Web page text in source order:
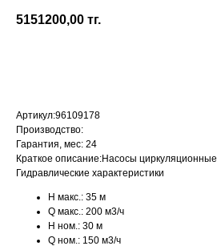
(700) 730-70-73
5151200,00 тг.
Артикул:96109178
Производство:
Гарантия, мес: 24
Краткое описание:Насосы
Гидравлические характеристики
H макс.: 35 м
Q макс.: 200 м3/ч
H ном.: 30 м
Q ном.: 150 м3/ч